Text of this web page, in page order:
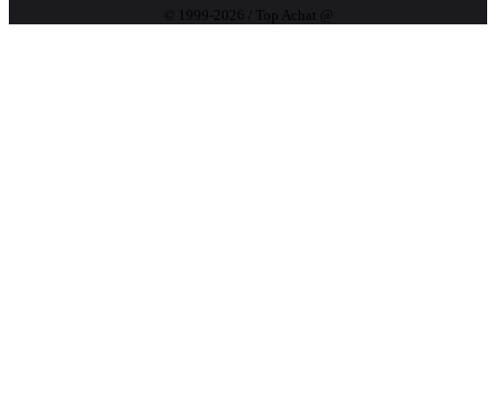
© 1999-2026 / Top Achat @